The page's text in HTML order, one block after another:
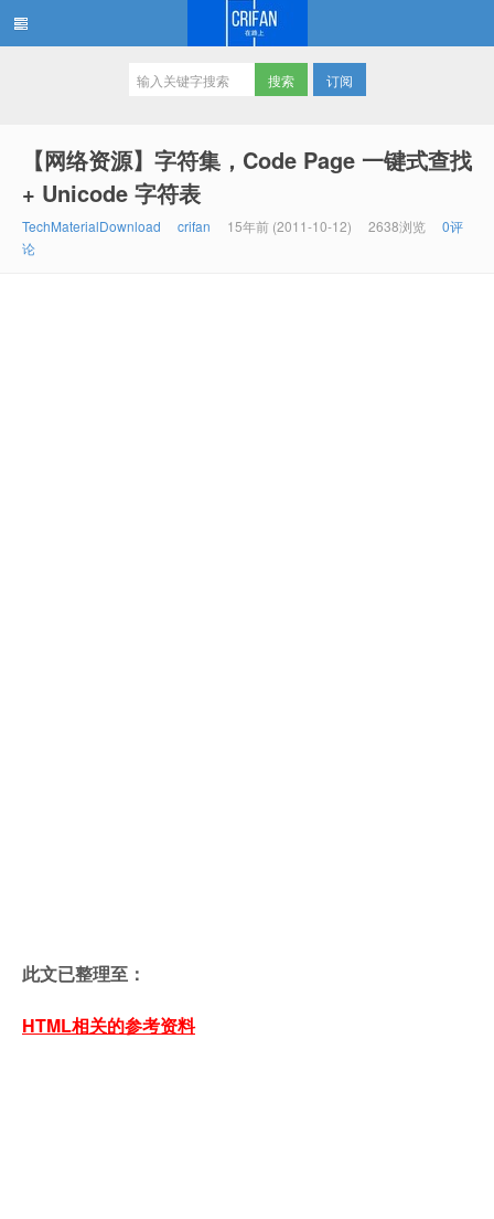
订阅
【网络资源】字符集，Code Page 一键式查找
+ Unicode 字符表
TechMaterialDownload crifan 15年前 (2011-10-12) 2638浏览
0评
论
此文已整理至：
HTML相关的参考资料